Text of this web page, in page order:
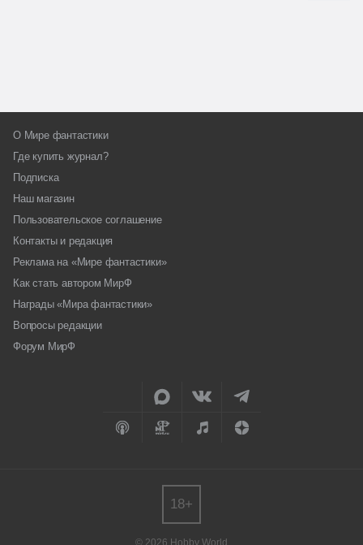
О Мире фантастики
Где купить журнал?
Подписка
Наш магазин
Пользовательское соглашение
Контакты и редакция
Реклама на «Мире фантастики»
Как стать автором МирФ
Награды «Мира фантастики»
Вопросы редакции
Форум МирФ
© 2026 Hobby World
18+